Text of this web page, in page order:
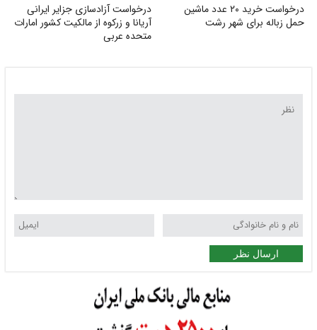
درخواست خرید ۲۰ عدد ماشین
حمل زباله برای شهر رشت
درخواست آزادسازی جزایر ایرانی
آریانا و زرکوه از مالکیت کشور امارات
متحده عربی
ارسال نظر